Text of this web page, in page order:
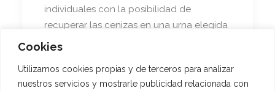
Cookies
Utilizamos cookies propias y de terceros para analizar
nuestros servicios y mostrarle publicidad relacionada con
individuales con la posibilidad de
recuperar las cenizas en una urna elegida
por la familia.
Instalaciones